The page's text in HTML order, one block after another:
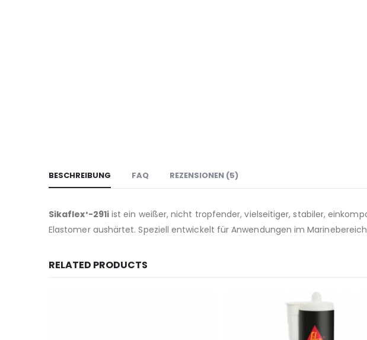
BESCHREIBUNG FAQ REZENSIONEN (5)
Sikaflex ® -291i ist ein weißer, nicht tropfender, vielseitiger, stabiler,
Elastomer aushärtet. Speziell entwickelt für Anwendungen im
RELATED PRODUCTS